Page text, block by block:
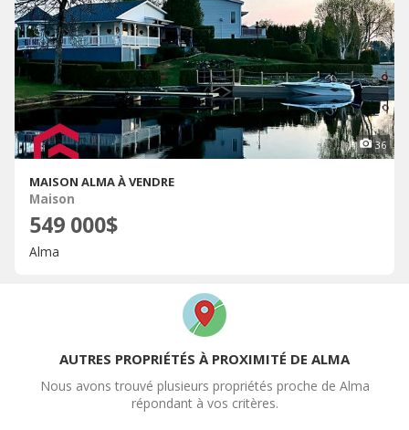
36
MAISON ALMA À VENDRE
Maison
549 000$
Alma
AUTRES PROPRIÉTÉS À PROXIMITÉ DE ALMA
Nous avons trouvé plusieurs propriétés proche de Alma
répondant à vos critères.